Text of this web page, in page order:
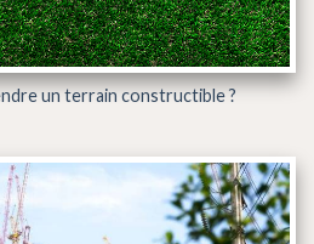
un terrain constructible ?